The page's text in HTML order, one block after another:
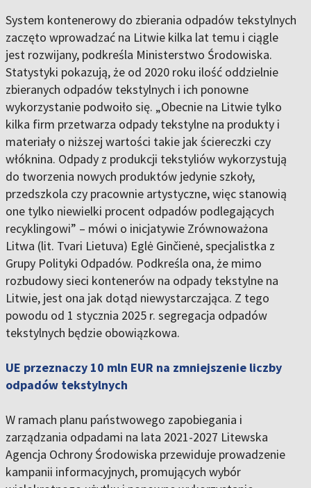
System kontenerowy do zbierania odpadów tekstylnych
zaczęto wprowadzać na Litwie kilka lat temu i ciągle
jest rozwijany, podkreśla Ministerstwo Środowiska.
Statystyki pokazują, że od 2020 roku ilość oddzielnie
zbieranych odpadów tekstylnych i ich ponowne
wykorzystanie podwoiło się. „Obecnie na Litwie tylko
kilka firm przetwarza odpady tekstylne na produkty i
materiały o niższej wartości takie jak ściereczki czy
włóknina. Odpady z produkcji tekstyliów wykorzystują
do tworzenia nowych produktów jedynie szkoły,
przedszkola czy pracownie artystyczne, więc stanowią
one tylko niewielki procent odpadów podlegających
recyklingowi” – mówi o inicjatywie Zrównoważona
Litwa (lit. Tvari Lietuva) Eglė Ginčienė, specjalistka z
Grupy Polityki Odpadów. Podkreśla ona, że mimo
rozbudowy sieci kontenerów na odpady tekstylne na
Litwie, jest ona jak dotąd niewystarczająca. Z tego
powodu od 1 stycznia 2025 r. segregacja odpadów
tekstylnych będzie obowiązkowa.
UE przeznaczy 10 mln EUR na zmniejszenie liczby
odpadów tekstylnych
W ramach planu państwowego zapobiegania i
zarządzania odpadami na lata 2021-2027 Litewska
Agencja Ochrony Środowiska przewiduje prowadzenie
kampanii informacyjnych, promujących wybór